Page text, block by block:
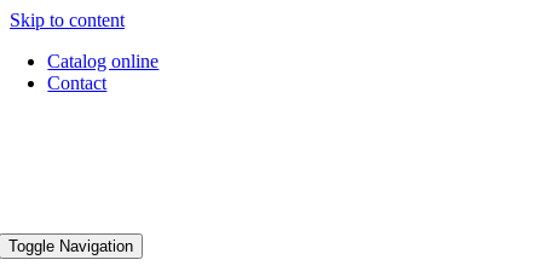
Skip to content
Catalog online
Contact
Toggle Navigation